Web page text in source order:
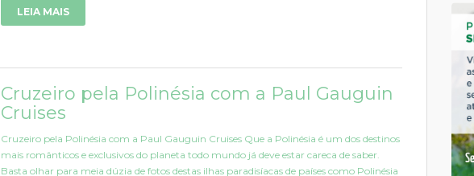
LEIA MAIS
Cruzeiro pela Polinésia com a Paul Gauguin
Cruises
Cruzeiro pela Polinésia com a Paul Gauguin Cruises Que a Polinésia é um dos destinos
mais românticos e exclusivos do planeta todo mundo já deve estar careca de saber.
Basta olhar para meia dúzia de fotos destas ilhas paradisíacas de países como Polinésia